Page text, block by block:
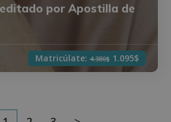
por Apostilla de
Matricúlate: 4.380$ 1.095$